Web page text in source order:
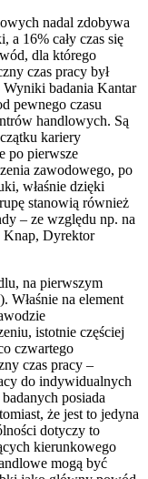
nadal zdobywa
a 16% cały czas się
dla którego
czas pracy był
badania Kantar
pewnego czasu
handlowych. Są
kariery
po pierwsze
zawodowego, po
właśnie dzięki
stanowią również
– ze względu np. na
Knap, Dyrektor
na pierwszym
Właśnie na element
istotnie częściej
czwartego
czas pracy –
do indywidualnych
posiada
że jest to jedyna
dotyczy to
kierunkowego
mogą być